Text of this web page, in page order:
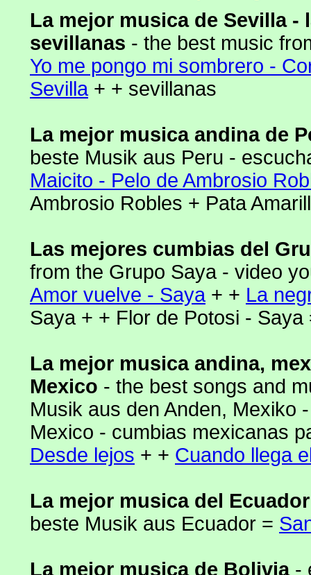
La mejor musica de Sevilla -
sevillanas - the best music
Yo me pongo mi sombrero -
Sevilla+ + sevillanas
La mejor musica andina de
beste Musik aus Peru -
Maicito - Pelo de Ambrosio
Ambrosio Robles + Pata
Las mejores cumbias del
from the Grupo Saya - video
Amor vuelve - Saya+ + La
Saya + + Flor de Potosi -
La mejor musica andina,
Mexico - the best songs and
Musik aus den Anden, Mexiko
Mexico - cumbias mexicanas
Desde lejos + + Cuando llega
La mejor musica del
beste Musik aus Ecuador =
La mejor musica de Bolivia -